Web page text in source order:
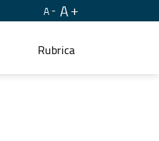
A A
Rubrica